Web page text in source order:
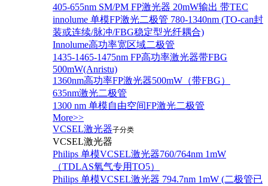
405-655nm SM/PM FP激光器 20mW输出 带TEC
innolume 单模FP激光二极管 780-1340nm (TO-can封
装或连续/脉冲/FBG稳定型光纤耦合)
Innolume高功率宽区域二极管
1435-1465-1475nm FP高功率激光器带FBG
500mW(Anristu)
1360nm高功率FP激光器500mW（带FBG）
635nm激光二极管
1300 nm 单模自由空间FP激光二极管
More>>
VCSEL激光器子分类
VCSEL激光器
Philips 单模VCSEL激光器760/764nm 1mW
（TDLAS氧气专用TO5）
Philips 单模VCSEL激光器 794.7nm 1mW (二极管已